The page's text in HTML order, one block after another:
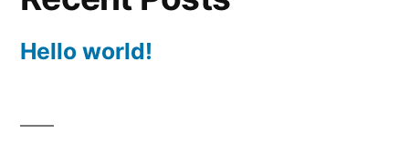
Hello world!